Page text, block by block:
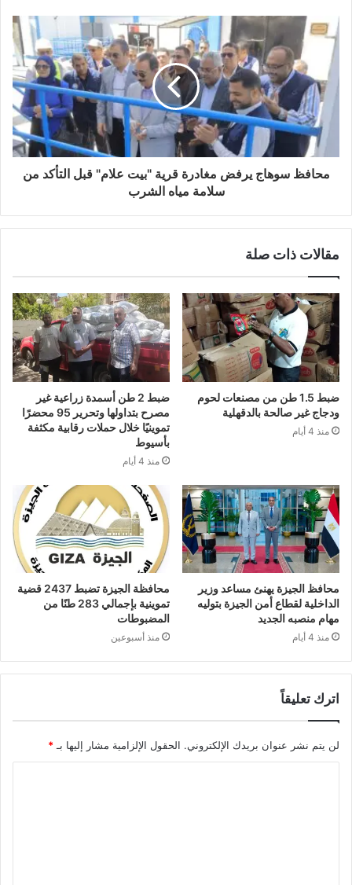
محافظ سوهاج يرفض مغادرة قرية "بيت علام" قبل التأكد من
سلامة مياه الشرب
مقالات ذات صلة
ضبط 1.5 طن من مصنعات لحوم
ودجاج غير صالحة بالدقهلية
منذ 4 أيام
ضبط 2 طن أسمدة زراعية غير
مصرح بتداولها وتحرير 95 محضرًا
تموينيًا خلال حملات رقابية مكثفة
بأسيوط
منذ 4 أيام
محافظ الجيزة يهنئ مساعد وزير
الداخلية لقطاع أمن الجيزة بتوليه
مهام منصبه الجديد
منذ 4 أيام
محافظة الجيزة تضبط 2437 قضية
تموينية بإجمالي 283 طنًا من
المضبوطات
منذ أسبوعين
اترك تعليقاً
لن يتم نشر عنوان بريدك الإلكتروني. الحقول الإلزامية مشار إليها بـ*